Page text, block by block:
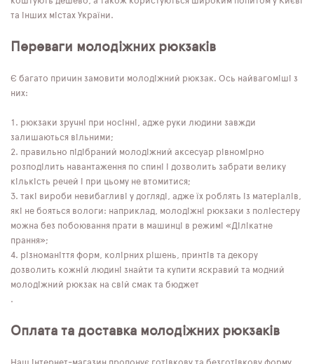
та інших містах України.
Переваги молодіжних рюкзаків
Є багато причин замовити молодіжний рюкзак. Ось найвагоміші з
них:
рюкзаки зручні при носінні, адже руки людини завжди
залишаються вільними;
правильно підібраний молодіжний аксесуар рівномірно
розподілить навантаження по спині і дозволить забрати велику
кількість речей і при цьому не втомитися;
такі вироби невибагливі у догляді, адже їх роблять із матеріалів,
які не бояться вологи: наприклад, молодіжні рюкзаки з поліестеру
можна без побоювання прати в машинці в режимі «Ділікатне
прання»;
різноманіття форм, колірних рішень, принтів та декору
дозволить кожній людині знайти та купити яскравий та модний
молодіжний рюкзак на свій смак та бюджет
.
Оплата та доставка молодіжних рюкзаків